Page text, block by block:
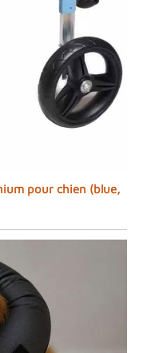
pour chien (blue,